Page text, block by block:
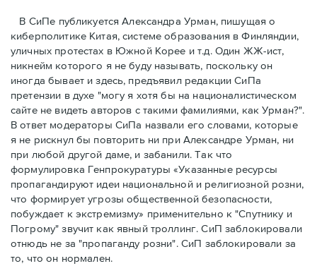
В СиПе публикуется Александра Урман, пишущая о
киберполитике Китая, системе образования в Финляндии,
уличных протестах в Южной Корее и т.д. Один ЖЖ-ист,
никнейм которого я не буду называть, поскольку он
иногда бывает и здесь, предъявил редакции СиПа
претензии в духе "могу я хотя бы на националистическом
сайте не видеть авторов с такими фамилиями, как Урман?".
В ответ модераторы СиПа назвали его словами, которые
я не рискнул бы повторить ни при Александре Урман, ни
при любой другой даме, и забанили. Так что
формулировка Генпрокуратуры «Указанные ресурсы
пропагандируют идеи национальной и религиозной розни,
что формирует угрозы общественной безопасности,
побуждает к экстремизму» применительно к "Спутнику и
Погрому" звучит как явный троллинг. СиП заблокировали
отнюдь не за "пропаганду розни". СиП заблокировали за
то, что он нормален.